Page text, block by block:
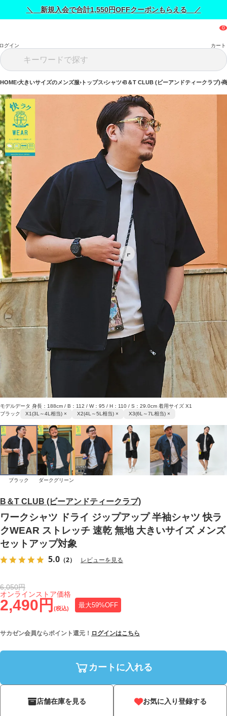
＼ 新規入会で合計1,550円OFFクーポンもらえる ／
グイン カート
HOME 大きいサイズのメンズ服 トップス シャツ B＆T CLUB (ビーアンドティークラブ)
B＆T CLUB (ビーアンドティークラブ)
ワークシャツ ドライ ジップアップ 半袖シャツ 快ラ
クWEAR ストレッチ 速乾 無地 大きいサイズ メンズ
セットアップ対象
5.0 （2） レビューを見る
2,490円 (税込) 最大59%OFF
オンラインストア価格
6,050円
サカゼン会員ならポイント還元！ ログインはこちら
カートに入れる
店舗在庫を見る お気に入り登録する
モデルデータ 身長：188cm / B：112 / W：95 / H：110 / S：29.0cm 着用サイズ X1
ブラック
X1(3L～4L相当) × X2(4L～5L相当) × X3(6L～7L相当) ×
ブラック ダークグリーン